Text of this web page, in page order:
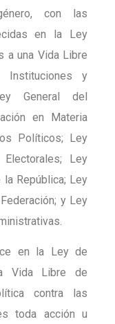
con las
en la Ley
a una Vida Libre
Instituciones y
General del
en Materia
Políticos; Ley
Ley
la República; Ley
y Ley
en la Ley de
Vida Libre de
contra las
toda acción u